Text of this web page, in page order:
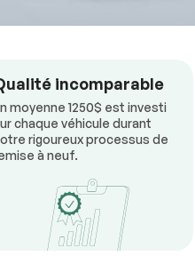
incomparable
moyenne 1250$ est investi
chaque véhicule durant
rigoureux processus de
à neuf.